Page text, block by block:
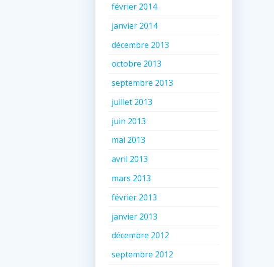
février 2014
janvier 2014
décembre 2013
octobre 2013
septembre 2013
juillet 2013
juin 2013
mai 2013
avril 2013
mars 2013
février 2013
janvier 2013
décembre 2012
septembre 2012